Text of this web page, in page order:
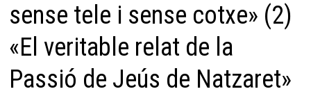
sense tele i sense cotxe» (2)
«El veritable relat de la
Passió de Jeús de Natzaret»